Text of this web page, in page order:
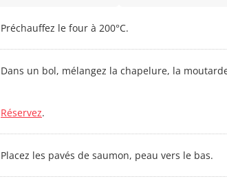
Préchauffez le four à 200°C.
Dans un bol, mélangez la chapelure, la
Réservez.
Placez les pavés de saumon, peau vers le bas.